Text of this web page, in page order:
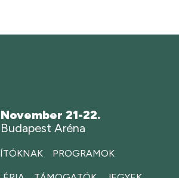
November 21-22.
Budapest Aréna
PROGRAMOK